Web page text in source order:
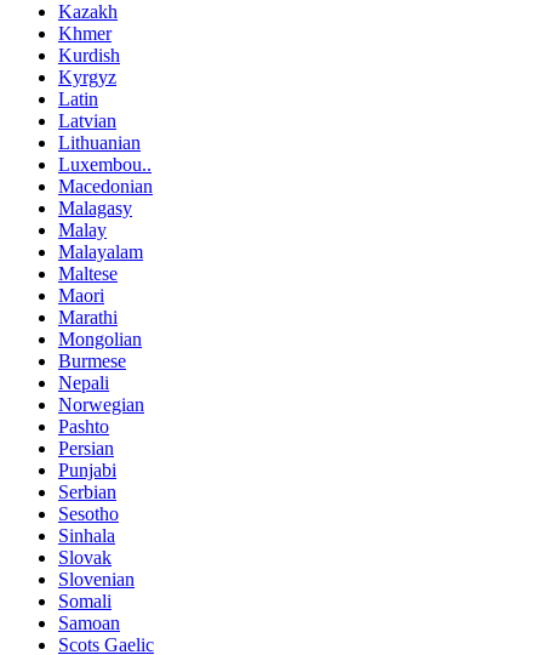
Kazakh
Khmer
Kurdish
Kyrgyz
Latin
Latvian
Lithuanian
Luxembou..
Macedonian
Malagasy
Malay
Malayalam
Maltese
Maori
Marathi
Mongolian
Burmese
Nepali
Norwegian
Pashto
Persian
Punjabi
Serbian
Sesotho
Sinhala
Slovak
Slovenian
Somali
Samoan
Scots Gaelic